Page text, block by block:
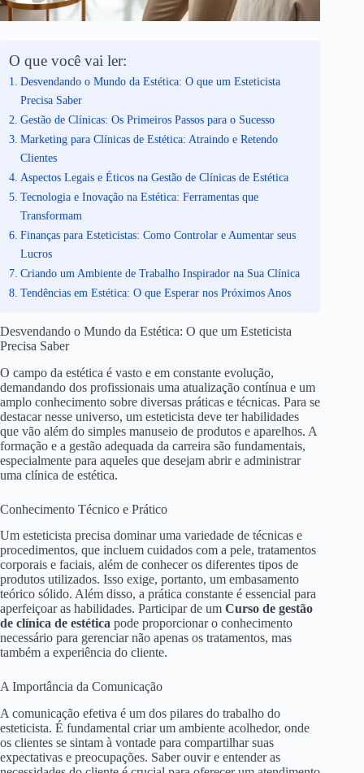
O que você vai ler:
Desvendando o Mundo da Estética: O que um Esteticista
Precisa Saber
Gestão de Clínicas: Os Primeiros Passos para o Sucesso
Marketing para Clínicas de Estética: Atraindo e Retendo
Clientes
Aspectos Legais e Éticos na Gestão de Clínicas de Estética
Tecnologia e Inovação na Estética: Ferramentas que
Transformam
Finanças para Esteticistas: Como Controlar e Aumentar seus
Lucros
Criando um Ambiente de Trabalho Inspirador na Sua Clínica
Tendências em Estética: O que Esperar nos Próximos Anos
Desvendando o Mundo da Estética: O que um Esteticista
Precisa Saber
O campo da estética é vasto e em constante evolução,
demandando dos profissionais uma atualização contínua e um
amplo conhecimento sobre diversas práticas e técnicas. Para se
destacar nesse universo, um esteticista deve ter habilidades
que vão além do simples manuseio de produtos e aparelhos. A
formação e a gestão adequada da carreira são fundamentais,
especialmente para aqueles que desejam abrir e administrar
uma clínica de estética.
Conhecimento Técnico e Prático
Um esteticista precisa dominar uma variedade de técnicas e
procedimentos, que incluem cuidados com a pele, tratamentos
corporais e faciais, além de conhecer os diferentes tipos de
produtos utilizados. Isso exige, portanto, um embasamento
teórico sólido. Além disso, a prática constante é essencial para
aperfeiçoar as habilidades. Participar de um Curso de gestão
de clínica de estética pode proporcionar o conhecimento
necessário para gerenciar não apenas os tratamentos, mas
também a experiência do cliente.
A Importância da Comunicação
A comunicação efetiva é um dos pilares do trabalho do
esteticista. É fundamental criar um ambiente acolhedor, onde
os clientes se sintam à vontade para compartilhar suas
expectativas e preocupações. Saber ouvir e entender as